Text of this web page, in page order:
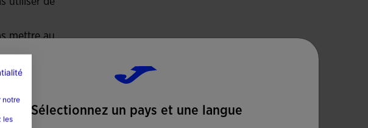
mettre au
linge
à une
de 110
Sélectionnez un pays et une langue
notre
les